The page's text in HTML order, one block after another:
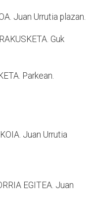
Juan Urrutia plazan.
Guk
Parkean.
Juan Urrutia
EGITEA. Juan